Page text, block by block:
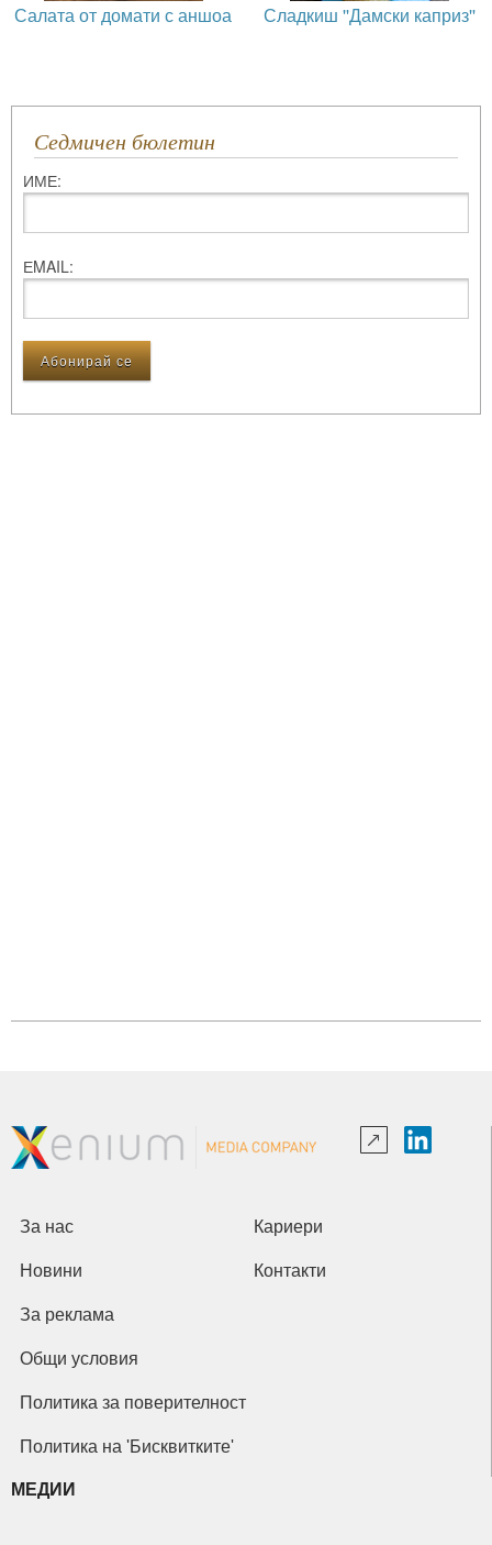
Салата от домати с аншоа Сладкиш ''Дамски каприз''
Седмичен бюлетин
ИМЕ:
ЕMAIL:
За нас Кариери
Новини Контакти
За реклама
Общи условия
Политика за поверителност
Политика на 'Бисквитките'
МЕДИИ